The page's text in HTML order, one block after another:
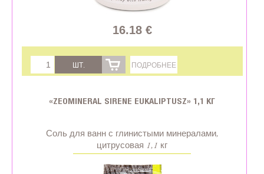
16.18 €
ШТ. ПОДРОБНЕЕ
«ZEOMINERAL SIRENE EUKALIPTUSZ» 1,1 КГ
Соль для ванн с глинистыми минералами,
цитрусовая 1,1 кг